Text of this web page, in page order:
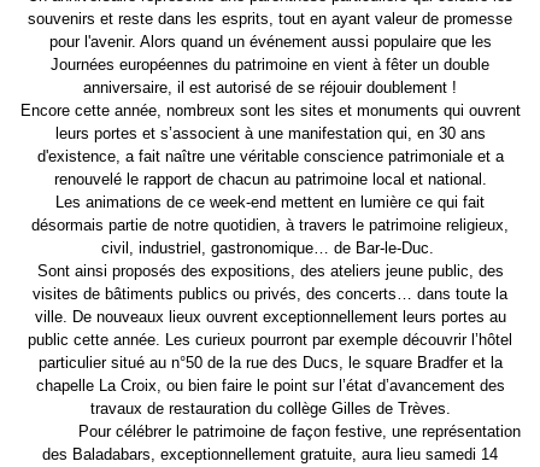
souvenirs et reste dans les esprits, tout en ayant valeur de promesse
pour l'avenir. Alors quand un événement aussi populaire que les
Journées européennes du patrimoine en vient à fêter un double
anniversaire, il est autorisé de se réjouir doublement !
Encore cette année, nombreux sont les sites et monuments qui ouvrent
leurs portes et s’associent à une manifestation qui, en 30 ans
d'existence, a fait naître une véritable conscience patrimoniale et a
renouvelé le rapport de chacun au patrimoine local et national.
Les animations de ce week-end mettent en lumière ce qui fait
désormais partie de notre quotidien, à travers le patrimoine religieux,
civil, industriel, gastronomique… de Bar-le-Duc.
Sont ainsi proposés des expositions, des ateliers jeune public, des
visites de bâtiments publics ou privés, des concerts… dans toute la
ville. De nouveaux lieux ouvrent exceptionnellement leurs portes au
public cette année. Les curieux pourront par exemple découvrir l’hôtel
particulier situé au n°50 de la rue des Ducs, le square Bradfer et la
chapelle La Croix, ou bien faire le point sur l’état d’avancement des
travaux de restauration du collège Gilles de Trèves.
Pour célébrer le patrimoine de façon festive, une représentation
des Baladabars, exceptionnellement gratuite, aura lieu samedi 14